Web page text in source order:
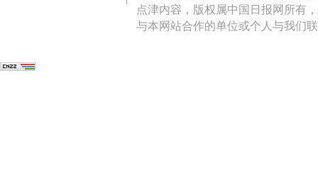
点津内容，版权属中国日报网所有
与本网站合作的单位或个人与我们